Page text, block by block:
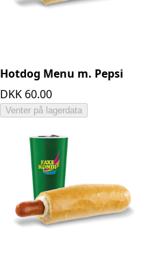
Hotdog Menu m. Pepsi
DKK 60.00
Venter på lagerdata